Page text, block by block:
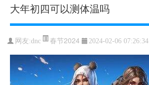
大年初四可以测体温吗
网友:dnc 春节2024 2024-02-06 07:26:34